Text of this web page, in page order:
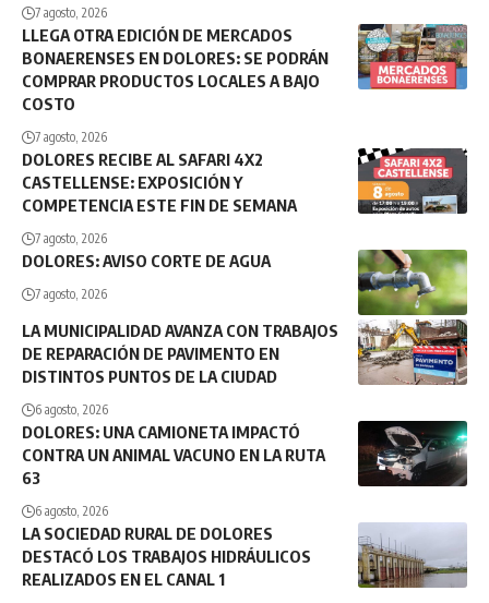
7 agosto, 2026
LLEGA OTRA EDICIÓN DE MERCADOS
BONAERENSES EN DOLORES: SE PODRÁN
COMPRAR PRODUCTOS LOCALES A BAJO
COSTO
7 agosto, 2026
DOLORES RECIBE AL SAFARI 4X2
CASTELLENSE: EXPOSICIÓN Y
COMPETENCIA ESTE FIN DE SEMANA
7 agosto, 2026
DOLORES: AVISO CORTE DE AGUA
7 agosto, 2026
LA MUNICIPALIDAD AVANZA CON TRABAJOS
DE REPARACIÓN DE PAVIMENTO EN
DISTINTOS PUNTOS DE LA CIUDAD
6 agosto, 2026
DOLORES: UNA CAMIONETA IMPACTÓ
CONTRA UN ANIMAL VACUNO EN LA RUTA
63
6 agosto, 2026
LA SOCIEDAD RURAL DE DOLORES
DESTACÓ LOS TRABAJOS HIDRÁULICOS
REALIZADOS EN EL CANAL 1